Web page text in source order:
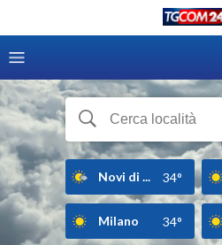
Novi di ... 34°
Milano 34°